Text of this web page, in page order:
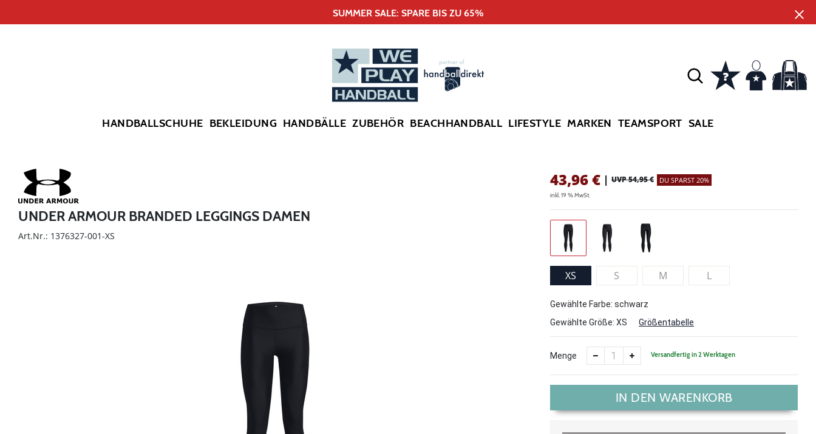
SUMMER SALE: SPARE BIS ZU 65%
HANDBALLSCHUHE BEKLEIDUNG HANDBÄLLE ZUBEHÖR BEACHHANDBALL LIFESTYLE MARKEN TEAMSPORT SALE
UNDER ARMOUR BRANDED LEGGINGS DAMEN
Art.Nr.: 1376327-001-XS
43,96€ | UVP 54,95 € DU SPARST 20%
inkl. 19 % MwSt.
XS S M L
Gewählte Farbe: schwarz
Gewählte Größe: XS Größentabelle
Menge Versandfertig in 2 Werktagen
IN DEN WARENKORB